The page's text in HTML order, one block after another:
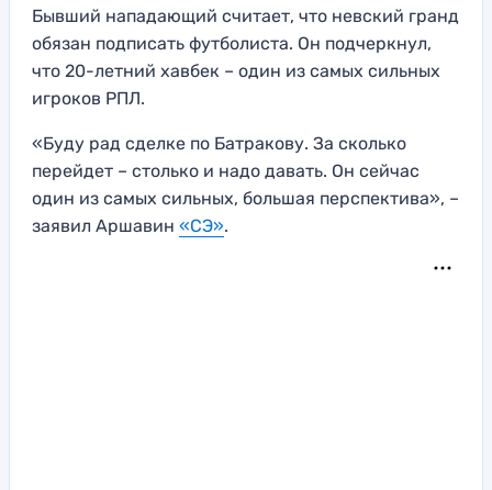
Бывший нападающий считает, что невский гранд
обязан подписать футболиста. Он подчеркнул,
что 20-летний хавбек – один из самых сильных
игроков РПЛ.
«Буду рад сделке по Батракову. За сколько
перейдет – столько и надо давать. Он сейчас
один из самых сильных, большая перспектива», –
заявил Аршавин «СЭ».